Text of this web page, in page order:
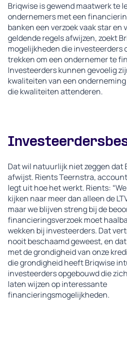
Briqwise is gewend maatwerk te
ondernemers met een
banken een verzoek vaak star en
geldende regels afwijzen, zoekt
mogelijkheden die investeerders
trekken om een ondernemer te
Investeerders kunnen gevoelig
kwaliteiten van een onderneming
die kwaliteiten attenderen.
Dat wil natuurlijk niet zeggen dat
afwijst. Rients Teernstra,
legt uit hoe het werkt. Rients:
kijken naar meer dan alleen de
maar we blijven streng bij de
financieringsverzoek moet
wekken bij investeerders. Dat
nooit beschaamd geweest, en
met de grondigheid van onze
die grondigheid heeft Briqwise
investeerders opgebouwd die
laten wijzen op interessante
financieringsmogelijkheden.